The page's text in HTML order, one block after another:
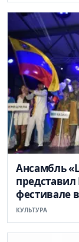
Ансамбль
фестивале
КУЛЬТУРА